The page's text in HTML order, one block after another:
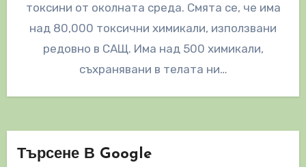
токсини от околната среда. Смята се, че има
над 80,000 токсични химикали, използвани
редовно в САЩ. Има над 500 химикали,
съхранявани в телата ни…
Търсене В Google